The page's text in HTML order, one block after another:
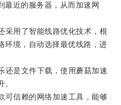
最近的服务器，从而加速网
用了智能线路优化技术，根
环境，自动选择最优线路，进
是文件下载，使用蘑菇加速
信赖的网络加速工具，能够